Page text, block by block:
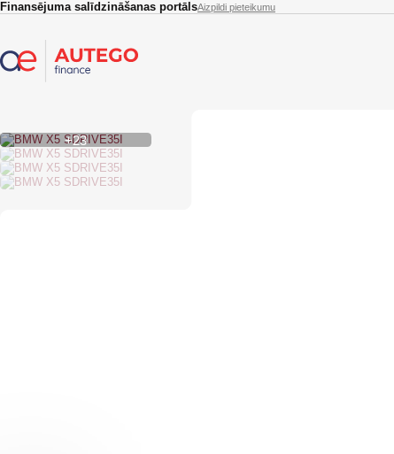
Skip to main content
Finansējuma salīdzināšanas portālsAizpildi pieteikumu
+23